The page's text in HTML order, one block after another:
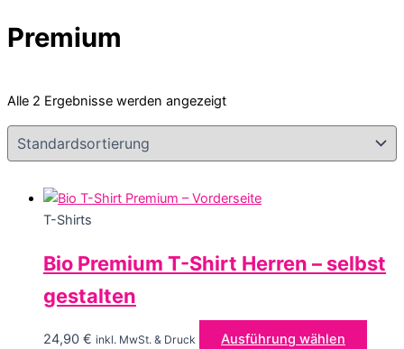
Premium
Alle 2 Ergebnisse werden angezeigt
T-Shirts
Bio Premium T-Shirt Herren – selbst
gestalten
24,90 € inkl. MwSt. & Druck Ausführung wählen